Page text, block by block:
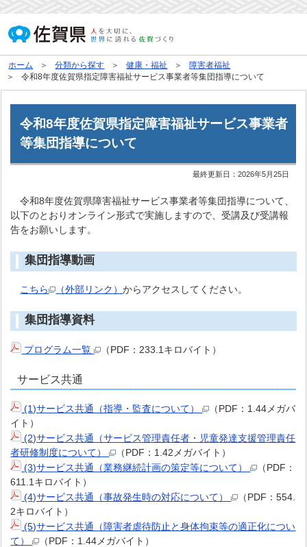
ホーム 分類から探す 健康・福祉
障害者福祉
令和8年度佐賀県指定障害福祉サービス事業者等集団指導について
令和8年度佐賀県指定障害福祉サービス事業者
等集団指導について
最終更新日：2026年5月25日
令和8年度佐賀県障害福祉サービス事業者等集団指導について、
以下のとおりオンライン形式で実施しますので、受講及び受講報
告をお願いします。
集団指導動画
こちら （外部リンク）からアクセスしてください。
集団指導資料
プログラム一覧 （PDF：233.1キロバイト）
サービス共通
(1)サービス共通（指導・監査について）
（PDF：1.44メガバ
イト）
(2)サービス共通（サービス管理責任者・児童発達支援管理責任
者研修制度について）
（PDF：1.42メガバイト）
(3)サービス共通（業務継続計画の策定等について）
（PDF：
611.1キロバイト）
(4)サービス共通（事故発生時の対応について）
（PDF：554.
2キロバイト）
(5)サービス共通（障害者虐待防止と身体拘束等の適正化につい
て）
（PDF：1.44メガバイト）